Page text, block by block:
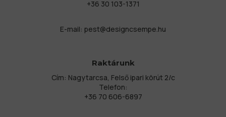
+36 30 103-1371
E-mail: pest@designcsempe.hu
Raktárunk
Cím: Nagytarcsa, Felső ipari körút 2/c
Telefon:
+36 70 606-6897